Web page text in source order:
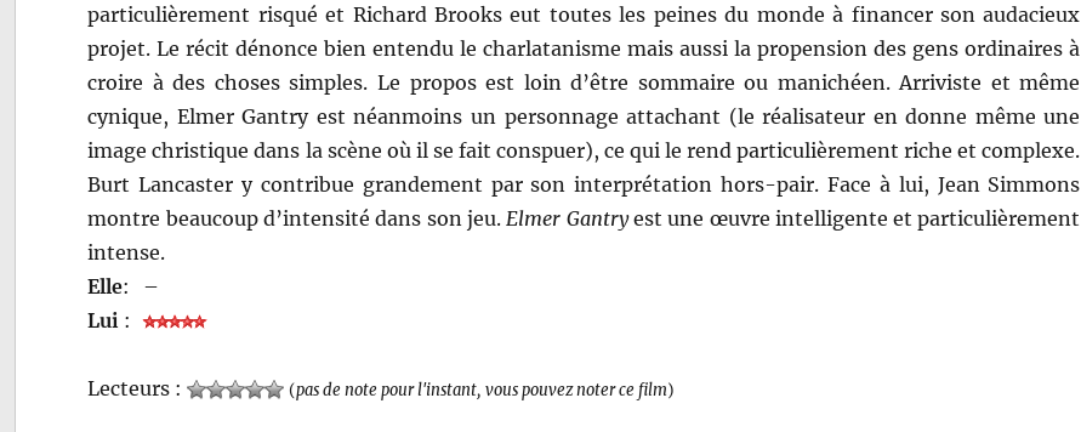
particulièrement risqué et Richard Brooks eut toutes les peines du monde à financer son audacieux
projet. Le récit dénonce bien entendu le charlatanisme mais aussi la propension des gens ordinaires à
croire à des choses simples. Le propos est loin d’être sommaire ou manichéen. Arriviste et même
cynique, Elmer Gantry est néanmoins un personnage attachant (le réalisateur en donne même une
image christique dans la scène où il se fait conspuer), ce qui le rend particulièrement riche et complexe.
Burt Lancaster y contribue grandement par son interprétation hors-pair. Face à lui, Jean Simmons
montre beaucoup d’intensité dans son jeu. Elmer Gantryest une œuvre intelligente et particulièrement
intense.
Elle:
–
Lui :
Lecteurs : (pas de note pour l'instant, vous pouvez noter ce film)